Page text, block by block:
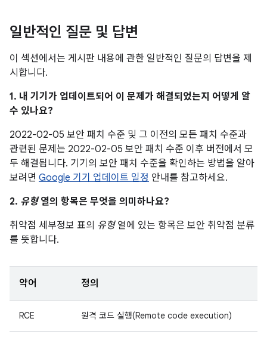
일반적인 질문 및 답변
이 섹션에서는 게시판 내용에 관한 일반적인 질문의 답변을 제
시합니다.
1. 내 기기가 업데이트되어 이 문제가 해결되었는지 어떻게 알
수 있나요?
2022-02-05 보안 패치 수준 및 그 이전의 모든 패치 수준과
관련된 문제는 2022-02-05 보안 패치 수준 이후 버전에서 모
두 해결됩니다. 기기의 보안 패치 수준을 확인하는 방법을 알아
보려면 Google 기기 업데이트 일정 안내를 참고하세요.
2. 유형열의 항목은 무엇을 의미하나요?
취약점 세부정보 표의 유형열에 있는 항목은 보안 취약점 분류
를 뜻합니다.
약어 정의
RCE 원격 코드 실행(Remote code execution)